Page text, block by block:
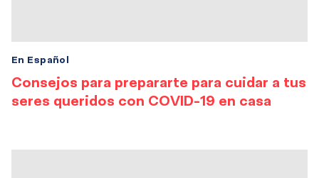
Consejos para prepararte para cuidar a tus
seres queridos con COVID-19 en casa
En Español